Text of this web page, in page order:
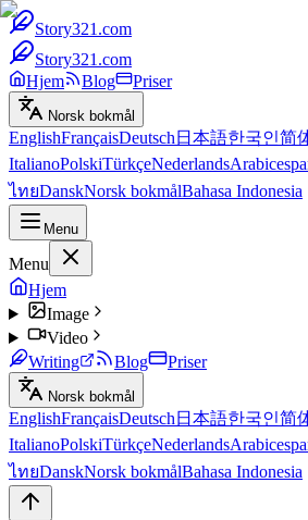
Story321.com
Story321.com
Hjem
Blog Priser
Norsk bokmål
EnglishFrançaisDeutsch 日本語한국인简
ItalianoPolskiTürkçeNederlandsArabic
ไทยDanskNorsk bokmålBahasa Indonesia
Menu
Menu
Hjem
Image
Video
Writing
Blog Priser
Norsk bokmål
EnglishFrançaisDeutsch 日本語한국인简
ItalianoPolskiTürkçeNederlandsArabic
ไทยDanskNorsk bokmålBahasa Indonesia